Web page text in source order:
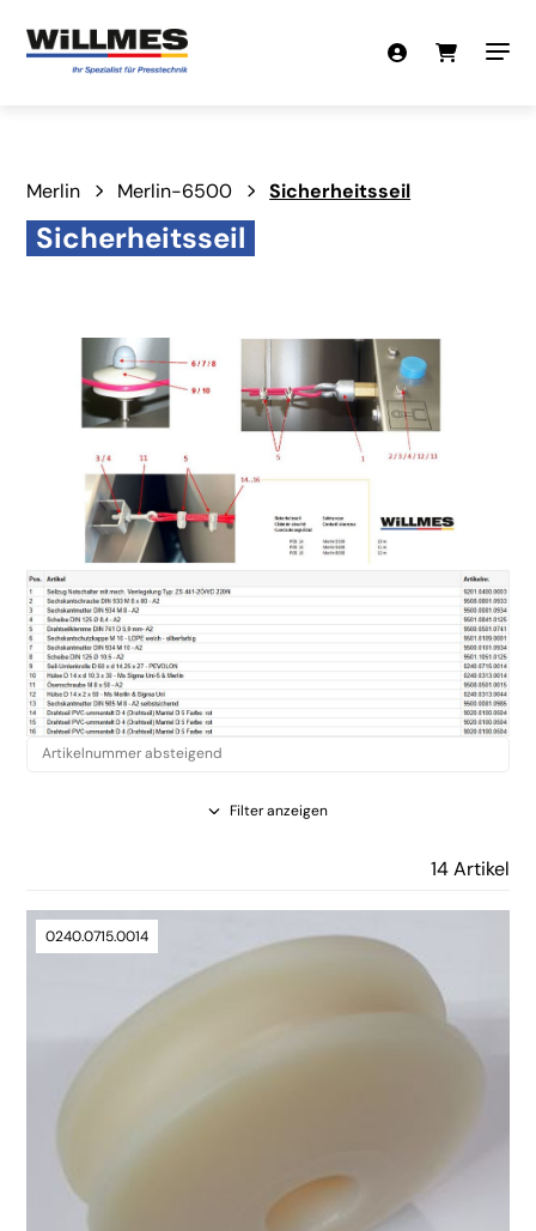
Merlin Merlin-6500 Sicherheitsseil
Sicherheitsseil
Filter anzeigen
14 Artikel
0240.0715.0014